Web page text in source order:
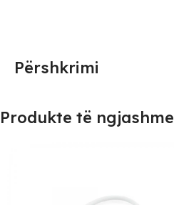
Përshkrimi
Produkte të ngjashme